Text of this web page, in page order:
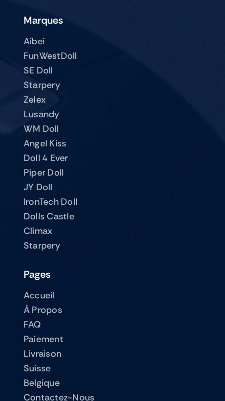
Marques
Aibei
FunWestDoll
SE Doll
Starpery
Zelex
Lusandy
WM Doll
Angel Kiss
Doll 4 Ever
Piper Doll
JY Doll
IronTech Doll
Dolls Castle
Climax
Starpery
Pages
Accueil
À Propos
FAQ
Paiement
Livraison
Suisse
Belgique
Contactez-Nous